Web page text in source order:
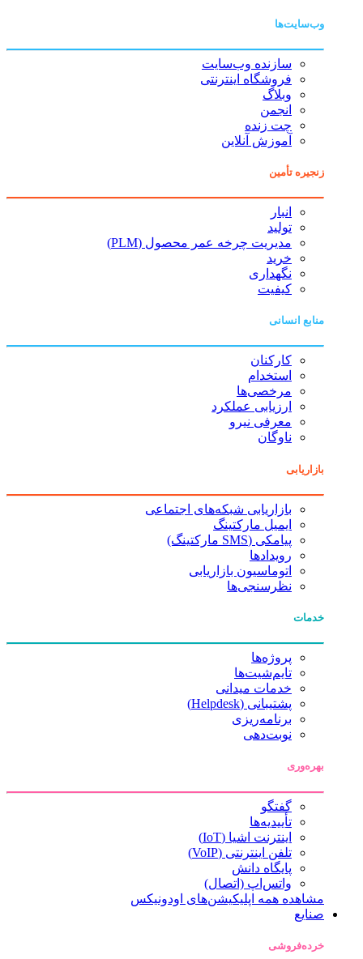
وب‌سایت‌ها
سازنده وب‌سایت
فروشگاه اینترنتی
وبلاگ
انجمن
چت زنده
آموزش آنلاین
زنجیره تأمین
انبار
تولید
مدیریت چرخه عمر محصول (PLM)
خرید
نگهداری
کیفیت
منابع انسانی
کارکنان
استخدام
مرخصی‌ها
ارزیابی عملکرد
معرفی نیرو
ناوگان
بازاریابی
بازاریابی شبکه‌های اجتماعی
ایمیل مارکتینگ
پیامکی (SMS مارکتینگ)
رویدادها
اتوماسیون بازاریابی
نظرسنجی‌ها
خدمات
پروژه‌ها
تایم‌شیت‌ها
خدمات میدانی
پشتیبانی (Helpdesk)
برنامه‌ریزی
نوبت‌دهی
بهره‌وری
گفتگو
تأییدیه‌ها
اینترنت اشیا (IoT)
تلفن اینترنتی (VoIP)
پایگاه دانش
واتس‌اپ (اتصال)
مشاهده همه اپلیکیشن‌های اودونیکس
صنایع
خرده‌فروشی